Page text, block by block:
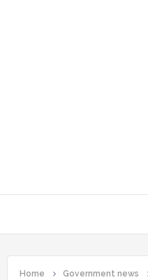
Home Government news